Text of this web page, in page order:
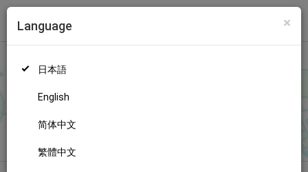
トップ
×
Language
日本語
English
简体中文
繁體中文
が応援しています。